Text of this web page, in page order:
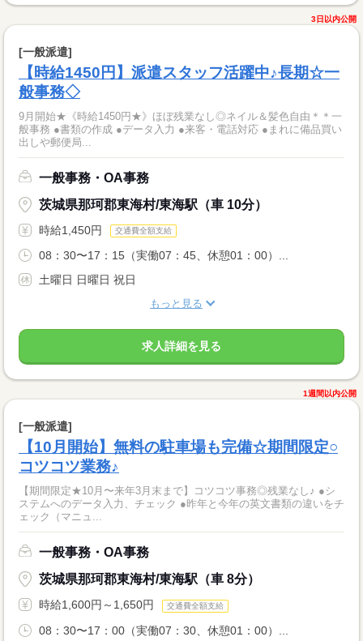
3日以内公開
[一般派遣]
【時給1450円】派遣スタッフ活躍中♪長期☆一
般事務◇
9月開始★《時給1450円★》ほぼ残業なし◎ネイル＆髪色自由＊＊一
般事務 ●書類の作成 ●データ入力 ●来客・電話対応 ●まれに備品買い
出しや郵便局...
一般事務・OA事務
茨城県那珂郡東海村/東海駅（車 10分）
時給1,450円 交通費全額支給
08：30〜17：15（実働07：45、休憩01：00）...
土曜日 日曜日 祝日
もっと見る
求人詳細を見る
1週間以内公開
[一般派遣]
【10月開始】無料の駐車場も完備☆期間限定○
コツコツ業務♪
【期間限定★10月〜来年3月末まで】コツコツ事務◎残業なし♪ ●シ
ステムへのデータ入力、チェック ●昨年と今年の英文書類の違いをチ
ェック（マニュ...
一般事務・OA事務
茨城県那珂郡東海村/東海駅（車 8分）
時給1,600円～1,650円 交通費全額支給
08：30〜17：00（実働07：30、休憩01：00）...